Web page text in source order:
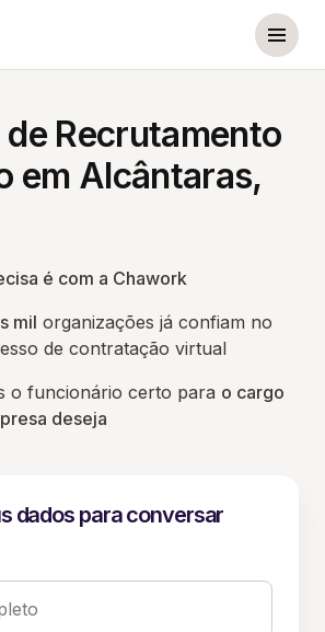
de Recrutamento
em Alcântaras,
é com a Chawork
mil organizações já confiam no
de contratação virtual
o funcionário certo para o cargo
deseja
dados para conversar